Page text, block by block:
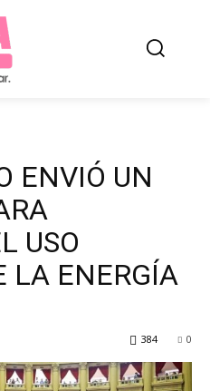
ENVIÓ UN
USO
LA ENERGÍA
0
384